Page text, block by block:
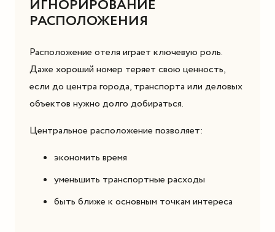
ИГНОРИРОВАНИЕ
РАСПОЛОЖЕНИЯ
Расположение отеля играет ключевую роль.
Даже хороший номер теряет свою ценность,
если до центра города, транспорта или деловых
объектов нужно долго добираться.
Центральное расположение позволяет:
экономить время
уменьшить транспортные расходы
быть ближе к основным точкам интереса